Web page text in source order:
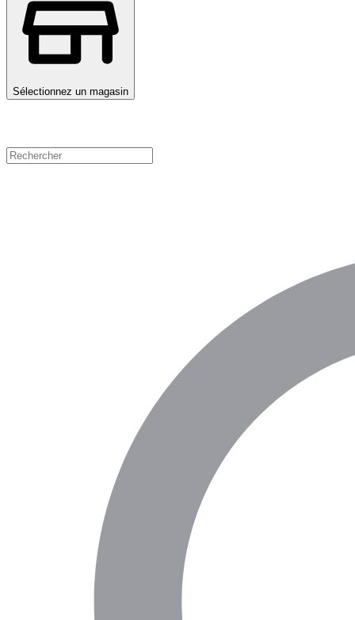
Sélectionnez un magasin